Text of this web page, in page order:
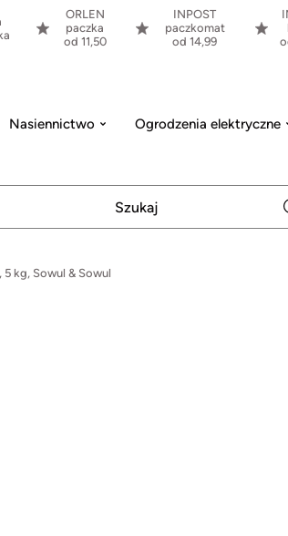
ORLEN
paczka
od 11,50
INPOST
paczkomat
od 14,99
Nasiennictwo Ogrodzenia elektryczne
kg, Sowul & Sowul